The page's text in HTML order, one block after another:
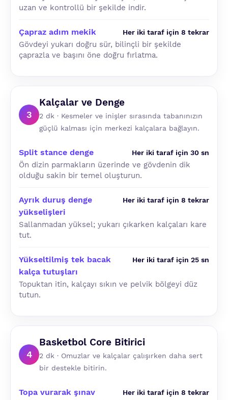
uzan ve kontrollü bir şekilde indir.
Çapraz adım mekik Her iki taraf için 8 tekrar
Gövdeyi yukarı doğru sür, bilinçli bir şekilde
çaprazla ve başını öne doğru fırlatma.
3
Kalçalar ve Denge
2 dk · Kesmeler ve inişler sırasında tabanınızın
güçlü kalması için merkezi kalçalara bağlayın.
Split stance denge Her iki taraf için 30 sn
Ön dizin parmakların üzerinde ve gövdenin dik
olduğu sakin bir temel oluşturun.
Ayrık duruş denge
yükselişleri
Her iki taraf için 8 tekrar
Sallanmadan yüksel; yukarı çıkarken kalçaları kare
tut.
Yükseltilmiş tek bacak
kalça tutuşları
Her iki taraf için 25 sn
Topuktan itin, kalçayı sıkın ve pelvik bölgeyi düz
tutun.
4
Basketbol Core Bitirici
2 dk · Omuzlar ve kalçalar çalışırken daha sert
bir destekle bitirin.
Topa vurarak şınav Her iki taraf için 8 tekrar